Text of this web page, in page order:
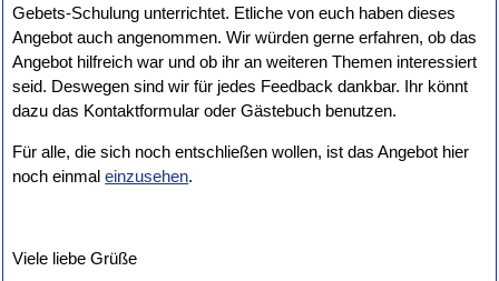
Gebets-Schulung unterrichtet. Etliche von euch haben dieses
Angebot auch angenommen. Wir würden gerne erfahren, ob das
Angebot hilfreich war und ob ihr an weiteren Themen interessiert
seid. Deswegen sind wir für jedes Feedback dankbar. Ihr könnt
dazu das Kontaktformular oder Gästebuch benutzen.
Für alle, die sich noch entschließen wollen, ist das Angebot hier
noch einmaleinzusehen.
Viele liebe Grüße